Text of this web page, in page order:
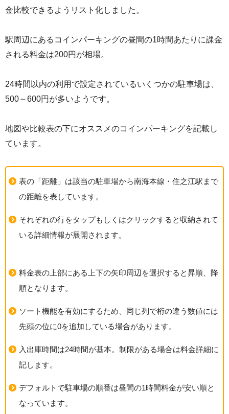
金比較できるようリスト化しました。
駅周辺にあるコインパーキングの昼間の1時間あたりに課金
される料金は200円が相場。
24時間以内の利用で設定されているいくつかの駐車場は、
500～600円が多いようです。
地図や比較表の下にオススメのコインパーキングを記載し
ています。
表の「距離」は該当の駐車場から南海本線・住之江駅まで
の距離を表しています。
それぞれの行をタップもしくはクリックすると収納されて
いる詳細情報が展開されます。
料金表の上部にある上下の矢印周辺を選択すると昇順、降
順となります。
ソート機能を有効にするため、同じ列で桁の違う数値には
先頭の位に0を追加している場合があります。
入出庫時間は24時間が基本。制限がある場合は料金詳細に
記します。
デフォルトで駐車場の順番は昼間の1時間料金が安い順と
なっています。